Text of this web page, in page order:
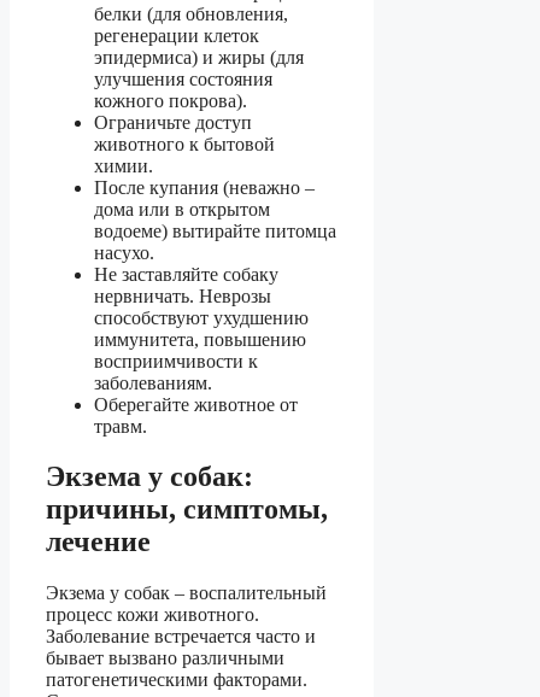
белки (для обновления,
регенерации клеток
эпидермиса) и жиры (для
улучшения состояния
кожного покрова).
Ограничьте доступ
животного к бытовой
химии.
После купания (неважно –
дома или в открытом
водоеме) вытирайте питомца
насухо.
Не заставляйте собаку
нервничать. Неврозы
способствуют ухудшению
иммунитета, повышению
восприимчивости к
заболеваниям.
Оберегайте животное от
травм.
Экзема у собак:
причины, симптомы,
лечение
Экзема у собак – воспалительный
процесс кожи животного.
Заболевание встречается часто и
бывает вызвано различными
патогенетическими факторами.